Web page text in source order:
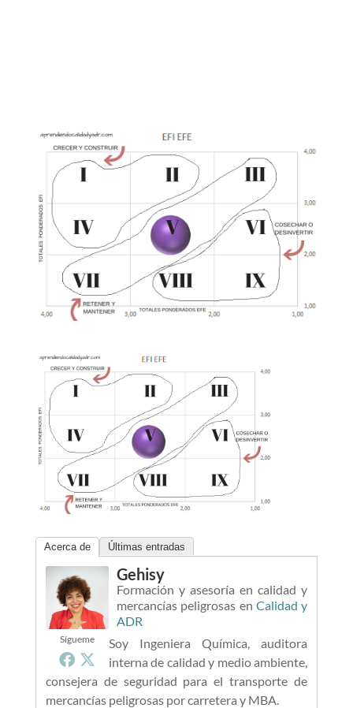
Acerca de Últimas entradas
Sígueme
Gehisy
Formación y asesoría en calidad y
mercancías peligrosas en Calidad y
ADR
Soy Ingeniera Química, auditora
interna de calidad y medio ambiente,
consejera de seguridad para el transporte de
mercancías peligrosas por carretera y MBA.